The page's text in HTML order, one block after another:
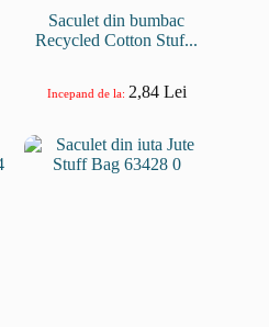
Saculet din bumbac
Recycled Cotton Stuf...
Incepand de la: 2,84 Lei